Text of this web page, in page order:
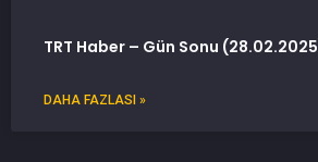
TRT Haber – Gün Sonu
DAHA FAZLASI »